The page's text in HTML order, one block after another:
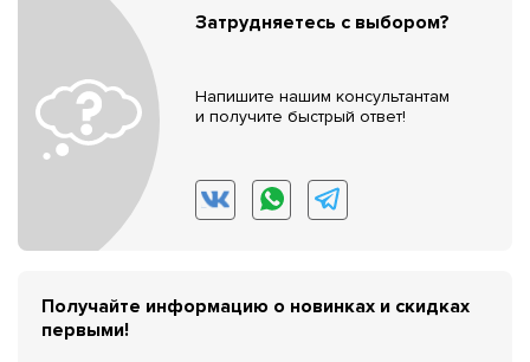
Затрудняетесь с выбором?
Напишите нашим консультантам
и получите быстрый ответ!
Получайте информацию о новинках и скидках
первыми!